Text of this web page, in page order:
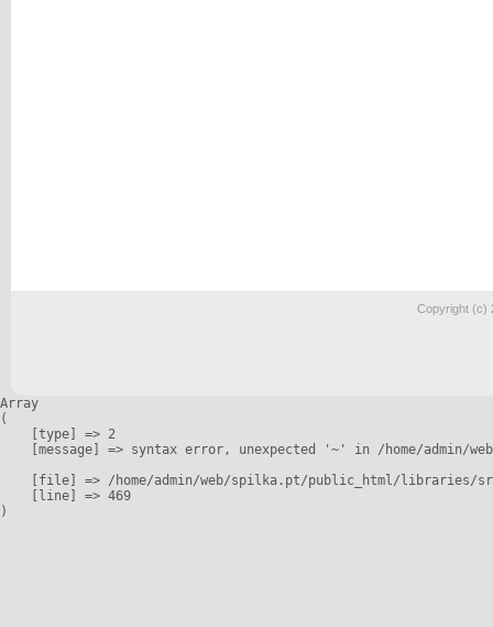
Copyright (c)
Array
(
    [type] => 2
[message] => syntax error, unexpected '~' in /home/admin/
[file] => /home/admin/web/spilka.pt/public_html/libraries/
    [line] => 469